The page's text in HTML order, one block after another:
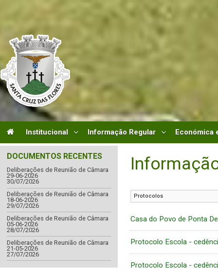
Institucional Informação Regular Económica
DOCUMENTOS RECENTES
Deliberações de Reunião de Câmara
29-06-2026
30/07/2026
Deliberações de Reunião de Câmara
18-06-2026
29/07/2026
Deliberações de Reunião de Câmara
05-06-2026
28/07/2026
Deliberações de Reunião de Câmara
21-05-2026
27/07/2026
Casa do Povo de Ponta
Protocolo Escola -
Protocolo Escola -